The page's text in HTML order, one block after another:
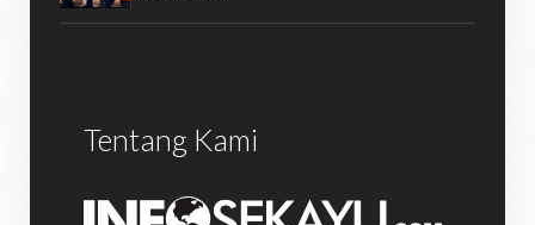
Tentang Kami